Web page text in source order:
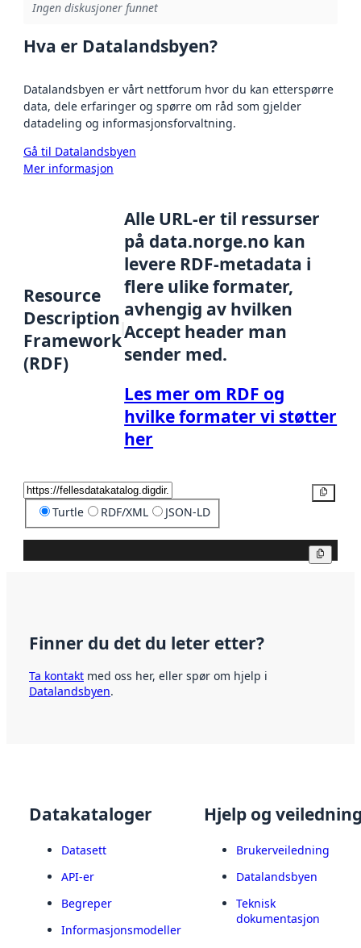
Ingen diskusjoner funnet
Hva er Datalandsbyen?
Datalandsbyen er vårt nettforum hvor du kan etterspørre
data, dele erfaringer og spørre om råd som gjelder
datadeling og informasjonsforvaltning.
Gå til Datalandsbyen
Mer informasjon
Resource
Description
Framework
(RDF)
Alle URL-er til ressurser
på data.norge.no kan
levere RDF-metadata i
flere ulike formater,
avhengig av hvilken
Accept header man
sender med.
Les mer om RDF og
hvilke formater vi støtter
her
Turtle RDF/XML JSON-LD
Finner du det du leter etter?
Ta kontakt med oss her, eller spør om hjelp i
Datalandsbyen.
Datakataloger
Datasett
API-er
Begreper
Informasjonsmodeller
Hjelp og
Brukerveiledning
Datalandsbyen
Teknisk
dokumentasjon